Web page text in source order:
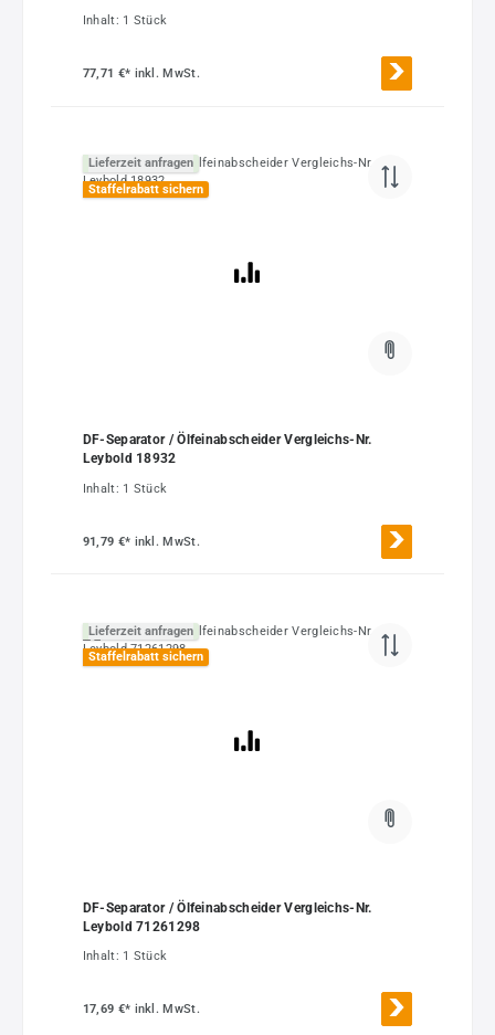
Inhalt: 1 Stück
77,71 €* inkl. MwSt.
Lieferzeit anfragen
Staffelrabatt sichern
DF-Separator / Ölfeinabscheider Vergleichs-Nr.
Leybold 18932
Inhalt: 1 Stück
91,79 €* inkl. MwSt.
Lieferzeit anfragen
Staffelrabatt sichern
DF-Separator / Ölfeinabscheider Vergleichs-Nr.
Leybold 71261298
Inhalt: 1 Stück
17,69 €* inkl. MwSt.